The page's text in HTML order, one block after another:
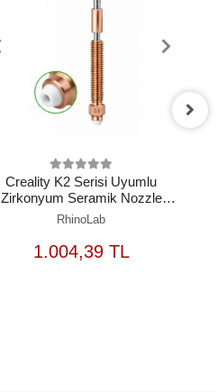
Creality K2 Serisi Uyumlu
Zirkonyum Seramik Nozzle
0.8mm
RhinoLab
1.004,39 TL
SEPETE
EKLE